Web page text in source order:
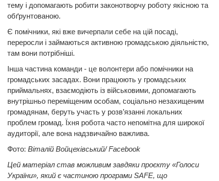
тему і допомагають робити законотворчу роботу якісною та
обґрунтованою.
Є помічники, які вже вичерпали себе на цій посаді,
переросли і займаються активною громадською діяльністю,
там вони потрібніші.
Інша частина команди - це волонтери або помічники на
громадських засадах. Вони працюють у громадських
приймальнях, взаємодіють із військовими, допомагають
внутрішньо переміщеним особам, соціально незахищеним
громадянам, беруть участь у розв’язанні локальних
проблем громад. Їхня робота часто непомітна для широкої
аудиторії, але вона надзвичайно важлива.
Фото: Віталій Войцехівський/ Facebook
Цей матеріал став можливим завдяки проєкту «Голоси
України», який є частиною програми SAFE, що